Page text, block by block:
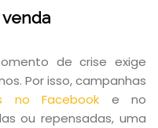
venda
de crise exige
Por isso, campanhas
no Facebook e no
ou repensadas, uma